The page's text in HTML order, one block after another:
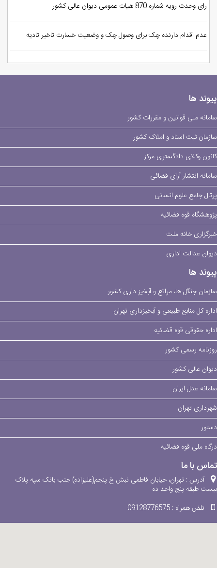
رای وحدت رویه شماره 870 هیات عمومی دیوان عالی کشور
عدم اقدام دارنده چک برای وصول چک و وضعیت خسارت تاخیر تادیه
پیوند ها
سامانه ملی قوانین و مقررات کشور
سازمان ثبت اسناد و املاک کشور
کانون وکلای دادگستری مرکز
سامانه انتشار آرای قضائی
پرتال جامع علوم انسانی
پژوهشگاه قوه قضائیه
خبرگزاری خانه ملت
دیوان عدالت اداری
پیوند ها
سازمان جنگل ها، مراتع و آبخیز داری کشور
اداره کل منابع طبیعی و آبخیزداری تهران
اداره حقوقی قوه قضائیه
روزنامه رسمی کشور
دیوان عالی کشور
سامانه عدل ایران
شهرداری تهران
دستور
درگاه ملی قوه قضائیه
تماس با ما
آدرس : تهران، خیابان فاطمی نبش خ پنجم(علیزاده) جنب بانک سپه پلاک
بیست طبقه پنج واحد ده
تلفن همراه :